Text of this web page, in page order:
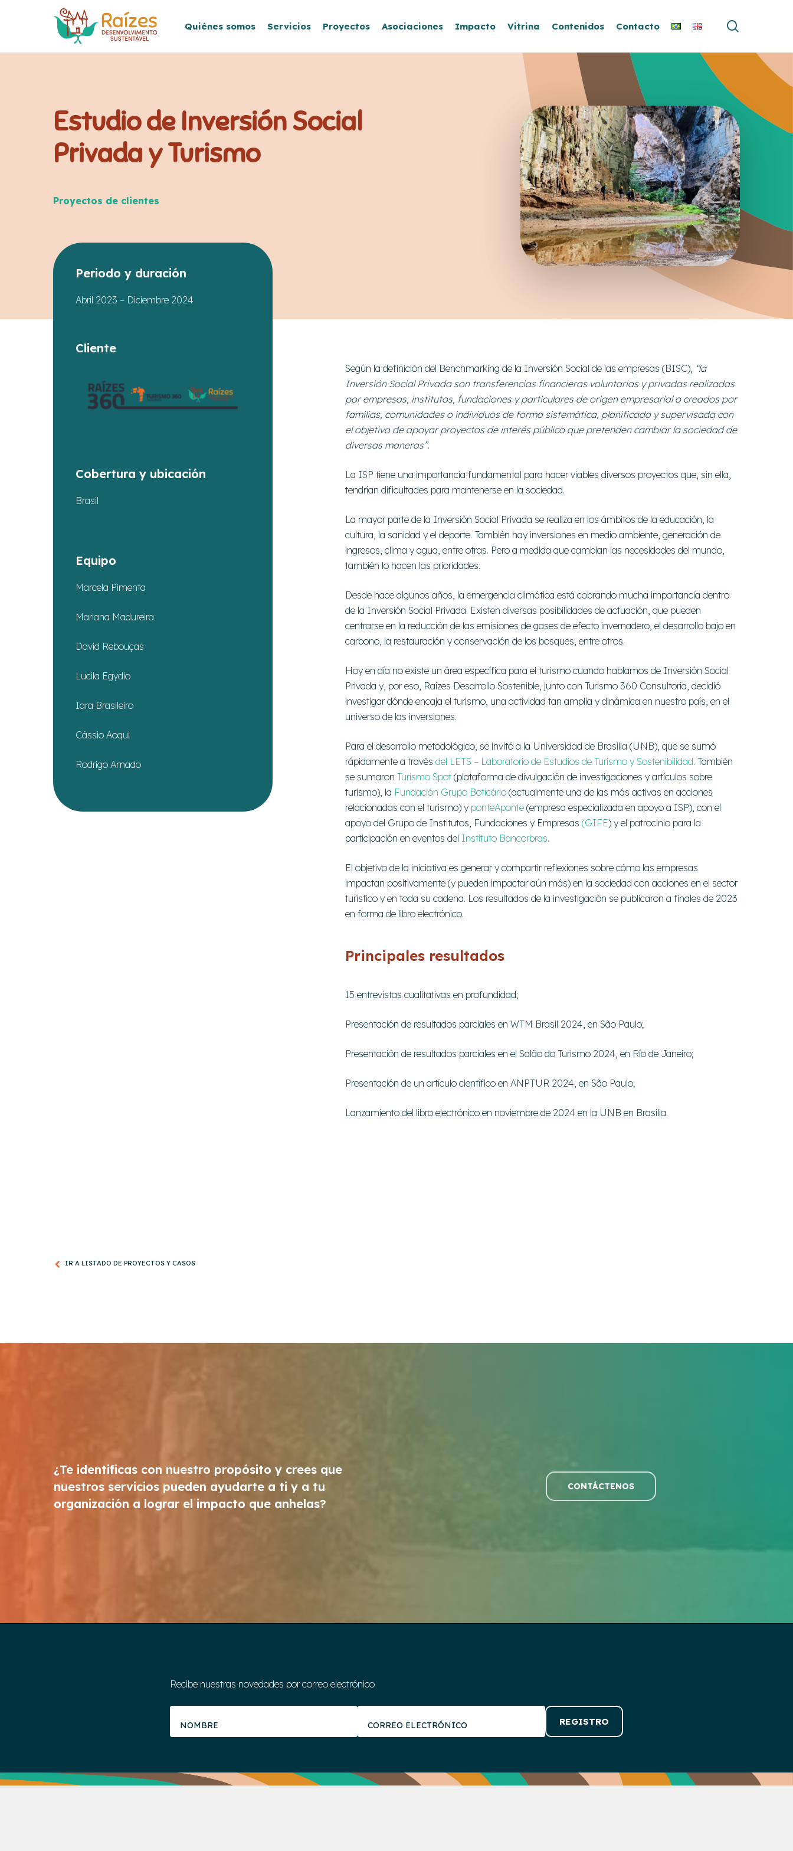
content
Presione enter para buscar o ESC para cerrar
Quiénes somos Servicios Proyectos Asociaciones Impacto Vitrina Contenidos Contacto
Estudio de Inversión Social
Privada y Turismo
Proyectos de clientes
Periodo y duración
Abril 2023 – Diciembre 2024
Cliente
Cobertura y ubicación
Brasil
Equipo
Marcela Pimenta
Mariana Madureira
David Rebouças
Lucila Egydio
Iara Brasileiro
Cássio Aoqui
Rodrigo Amado
Según la definición del Benchmarking de la Inversión Social de las empresas (BISC), “la
Inversión Social Privada son transferencias financieras voluntarias y privadas realizadas
por empresas, institutos, fundaciones y particulares de origen empresarial o creados por
familias, comunidades o individuos de forma sistemática, planificada y supervisada con
el objetivo de apoyar proyectos de interés público que pretenden cambiar la sociedad de
diversas maneras”.
La ISP tiene una importancia fundamental para hacer viables diversos proyectos que, sin ella,
tendrían dificultades para mantenerse en la sociedad.
La mayor parte de la Inversión Social Privada se realiza en los ámbitos de la educación, la
cultura, la sanidad y el deporte. También hay inversiones en medio ambiente, generación de
ingresos, clima y agua, entre otras. Pero a medida que cambian las necesidades del mundo,
también lo hacen las prioridades.
Desde hace algunos años, la emergencia climática está cobrando mucha importancia dentro
de la Inversión Social Privada. Existen diversas posibilidades de actuación, que pueden
centrarse en la reducción de las emisiones de gases de efecto invernadero, el desarrollo bajo en
carbono, la restauración y conservación de los bosques, entre otros.
Hoy en día no existe un área específica para el turismo cuando hablamos de Inversión Social
Privada y, por eso, Raízes Desarrollo Sostenible, junto con Turismo 360 Consultoría, decidió
investigar dónde encaja el turismo, una actividad tan amplia y dinámica en nuestro país, en el
universo de las inversiones.
Para el desarrollo metodológico, se invitó a la Universidad de Brasilia (UNB), que se sumó
rápidamente a través del LETS – Laboratorio de Estudios de Turismo y Sostenibilidad. También
se sumaron Turismo Spot(plataforma de divulgación de investigaciones y artículos sobre
turismo), la Fundación Grupo Boticário(actualmente una de las más activas en acciones
relacionadas con el turismo) y ponteAponte(empresa especializada en apoyo a ISP), con el
apoyo del Grupo de Institutos, Fundaciones y Empresas (GIFE) y el patrocinio para la
participación en eventos del Instituto Bancorbras.
El objetivo de la iniciativa es generar y compartir reflexiones sobre cómo las empresas
impactan positivamente (y pueden impactar aún más) en la sociedad con acciones en el sector
turístico y en toda su cadena. Los resultados de la investigación se publicaron a finales de 2023
en forma de libro electrónico.
Principales resultados
15 entrevistas cualitativas en profundidad;
Presentación de resultados parciales en WTM Brasil 2024, en São Paulo;
Presentación de resultados parciales en el Salão do Turismo 2024, en Río de Janeiro;
Presentación de un artículo científico en ANPTUR 2024, en São Paulo;
Lanzamiento del libro electrónico en noviembre de 2024 en la UNB en Brasilia.
IR A LISTADO DE PROYECTOS Y CASOS
¿Te identificas con nuestro propósito y crees que
nuestros servicios pueden ayudarte a ti y a tu
organización a lograr el impacto que anhelas?
CONTÁCTENOS
Recibe nuestras novedades por correo electrónico